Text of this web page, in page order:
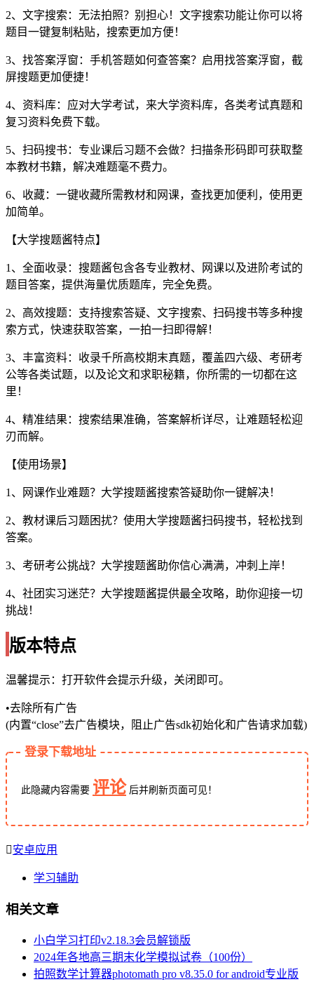
2、文字搜索：无法拍照？别担心！文字搜索功能让你可以将
题目一键复制粘贴，搜索更加方便！
3、找答案浮窗：手机答题如何查答案？启用找答案浮窗，截
屏搜题更加便捷！
4、资料库：应对大学考试，来大学资料库，各类考试真题和
复习资料免费下载。
5、扫码搜书：专业课后习题不会做？扫描条形码即可获取整
本教材书籍，解决难题毫不费力。
6、收藏：一键收藏所需教材和网课，查找更加便利，使用更
加简单。
【大学搜题酱特点】
1、全面收录：搜题酱包含各专业教材、网课以及进阶考试的
题目答案，提供海量优质题库，完全免费。
2、高效搜题：支持搜索答疑、文字搜索、扫码搜书等多种搜
索方式，快速获取答案，一拍一扫即得解！
3、丰富资料：收录千所高校期末真题，覆盖四六级、考研考
公等各类试题，以及论文和求职秘籍，你所需的一切都在这
里！
4、精准结果：搜索结果准确，答案解析详尽，让难题轻松迎
刃而解。
【使用场景】
1、网课作业难题？大学搜题酱搜索答疑助你一键解决！
2、教材课后习题困扰？使用大学搜题酱扫码搜书，轻松找到
答案。
3、考研考公挑战？大学搜题酱助你信心满满，冲刺上岸！
4、社团实习迷茫？大学搜题酱提供最全攻略，助你迎接一切
挑战！
版本特点
温馨提示：打开软件会提示升级，关闭即可。
•去除所有广告
(内置“close”去广告模块，阻止广告sdk初始化和广告请求加载)
登录下载地址
此隐藏内容需要 评论 后并刷新页面 可见！
安卓应用
学习辅助
相关文章
小白学习打印v2.18.3会员解锁版
2024年各地高三期末化学模拟试卷（100份）
拍照数学计算器photomath pro v8.35.0 for android专业版